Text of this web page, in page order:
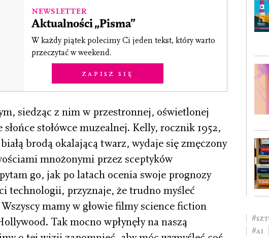
Newsletter
Aktualności „Pisma”
W każdy piątek polecimy Ci jeden tekst, który warto
przeczytać w weekend.
Zapisz się
siedząc z nim w przestronnej, oświetlonej
stołówce muzealnej. Kelly, rocznik 1952,
brodą okalającą twarz, wydaje się zmęczony
mnożonymi przez sceptyków
go, jak po latach ocenia swoje prognozy
technologii, przyznaje, że trudno myśleć
mamy w głowie filmy science fiction
Tak mocno wpłynęły na naszą
#AI